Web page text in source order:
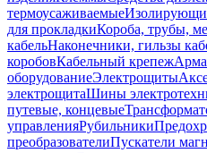
термоусаживаемые
для прокладкиКороба, трубы,
кабельНаконечники, гильзы
коробовКабельный крепеж
оборудованиеЭлектрощиты
электрощитаШины
путевые, концевые
управленияРубильники
преобразователиПускатели